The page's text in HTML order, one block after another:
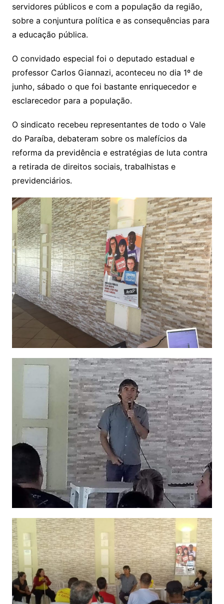
servidores públicos e com a população da região,
sobre a conjuntura política e as consequências para
a educação pública.
O convidado especial foi o deputado estadual e
professor Carlos Giannazi, aconteceu no dia 1º de
junho, sábado o que foi bastante enriquecedor e
esclarecedor para a população.
O sindicato recebeu representantes de todo o Vale
do Paraíba, debateram sobre os malefícios da
reforma da previdência e estratégias de luta contra
a retirada de direitos sociais, trabalhistas e
previdenciários.